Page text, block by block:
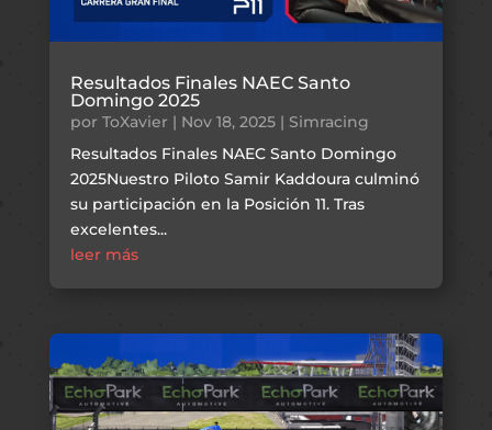
Resultados Finales NAEC Santo
Domingo 2025
por ToXavier | Nov 18, 2025| Simracing
Resultados Finales NAEC Santo Domingo
2025Nuestro Piloto Samir Kaddoura culminó
su participación en la Posición 11. Tras
excelentes...
leer más